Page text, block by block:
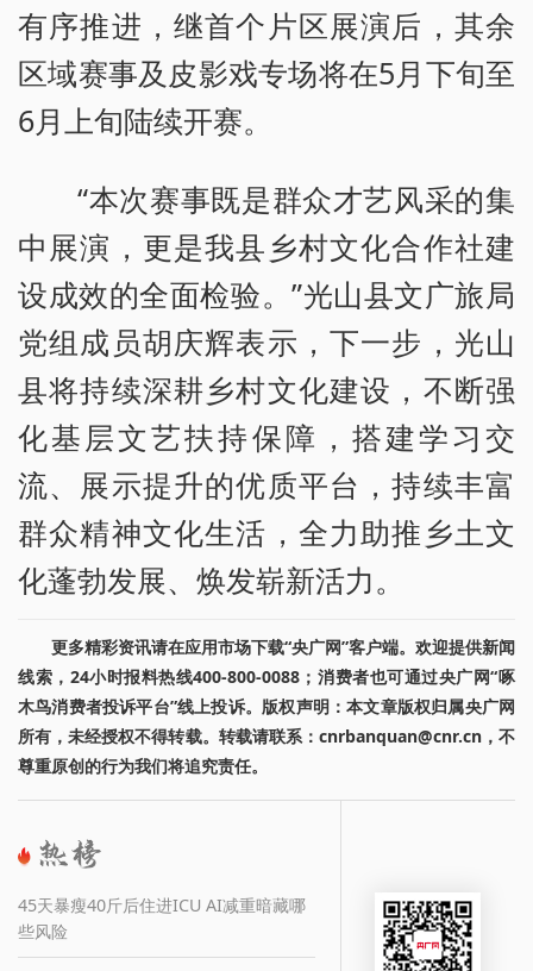
有序推进，继首个片区展演后，其余
区域赛事及皮影戏专场将在5月下旬至
6月上旬陆续开赛。
“本次赛事既是群众才艺风采的集
中展演，更是我县乡村文化合作社建
设成效的全面检验。”光山县文广旅局
党组成员胡庆辉表示，下一步，光山
县将持续深耕乡村文化建设，不断强
化基层文艺扶持保障，搭建学习交
流、展示提升的优质平台，持续丰富
群众精神文化生活，全力助推乡土文
化蓬勃发展、焕发崭新活力。
更多精彩资讯请在应用市场下载“央广网”客户端。欢迎提供新闻
线索，24小时报料热线400-800-0088；消费者也可通过央广网“啄
木鸟消费者投诉平台”线上投诉。版权声明：本文章版权归属央广网
所有，未经授权不得转载。转载请联系：cnrbanquan@cnr.cn，不
尊重原创的行为我们将追究责任。
45天暴瘦40斤后住进ICU AI减重暗藏哪
些风险